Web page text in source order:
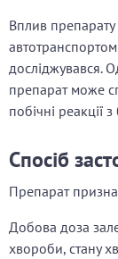
Вплив препарату
досліджувався.
препарат може
побічні реакції
Спосіб
Препарат
Добова доза
хвороби, стану